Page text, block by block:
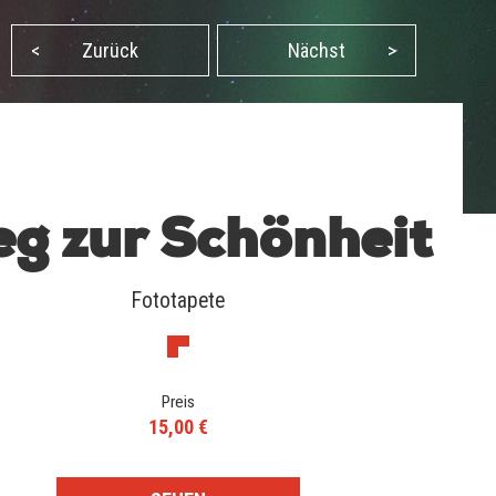
< Zurück Nächst >
zur Schönheit
Fototapete
Preis
15,00 €